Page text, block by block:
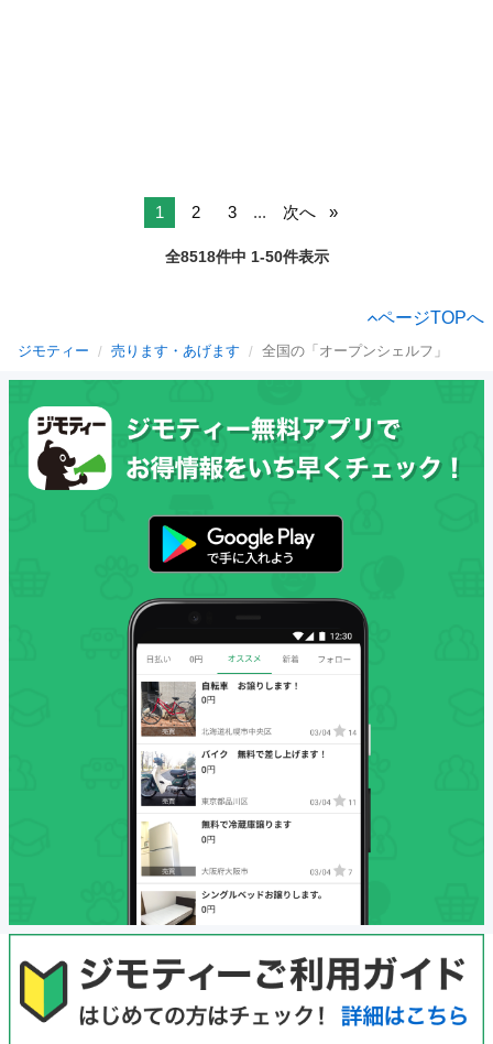
1 2 3 ... 次へ
全8518件中 1-50件表示
ページTOPへ
ジモティー 売ります・あげます 全国の「オープンシェルフ」